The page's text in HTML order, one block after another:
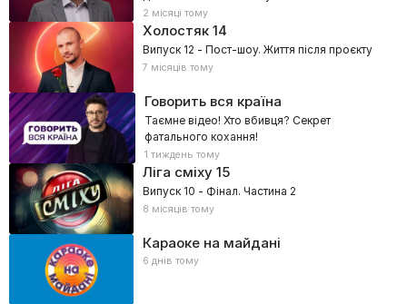
2 місяці тому
Холостяк14
Випуск 12 - Пост-шоу. Життя після проєкту
7 місяців тому
Говорить вся країна
Таємне відео! Хто вбивця? Секрет
фатального кохання!
1 тиждень тому
Ліга сміху15
Випуск 10 - Фінал. Частина 2
8 місяців тому
Караоке на майдані
6 днів тому